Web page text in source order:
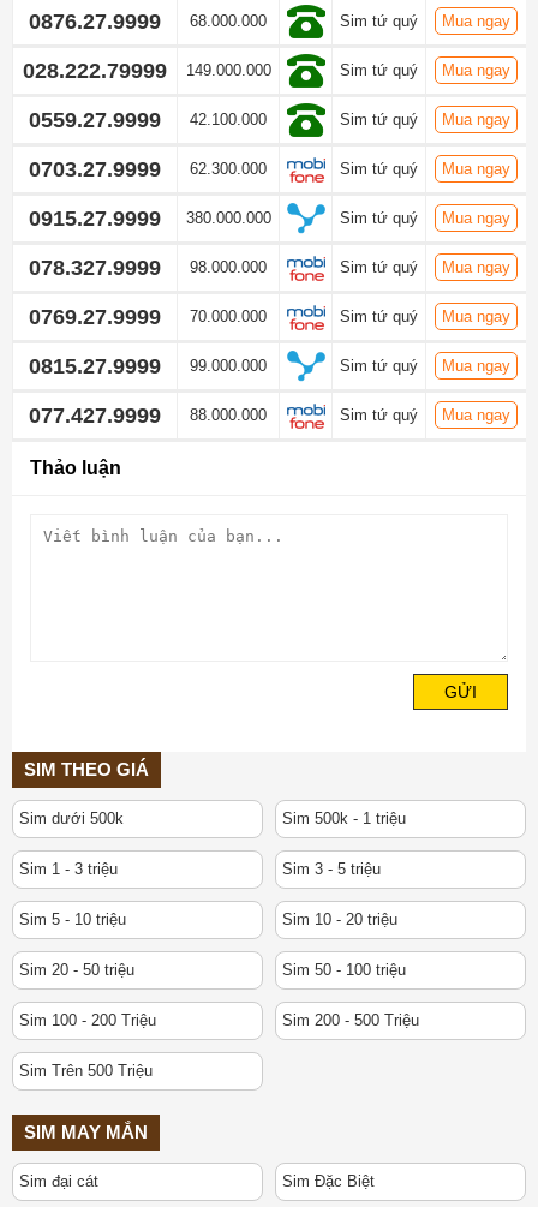
0876.27.9999 68.000.000 Sim tứ quý Mua ngay
028.222.79999 149.000.000 Sim tứ quý Mua ngay
0559.27.9999 42.100.000 Sim tứ quý Mua ngay
0703.27.9999 62.300.000 Sim tứ quý Mua ngay
0915.27.9999 380.000.000 Sim tứ quý Mua ngay
078.327.9999 98.000.000 Sim tứ quý Mua ngay
0769.27.9999 70.000.000 Sim tứ quý Mua ngay
0815.27.9999 99.000.000 Sim tứ quý Mua ngay
077.427.9999 88.000.000 Sim tứ quý Mua ngay
Thảo luận
GỬI
SIM THEO GIÁ
Sim dưới 500k Sim 500k - 1 triệu
Sim 1 - 3 triệu Sim 3 - 5 triệu
Sim 5 - 10 triệu Sim 10 - 20 triệu
Sim 20 - 50 triệu Sim 50 - 100 triệu
Sim 100 - 200 Triệu Sim 200 - 500 Triệu
Sim Trên 500 Triệu
SIM MAY MẮN
Sim đại cát Sim Đặc Biệt